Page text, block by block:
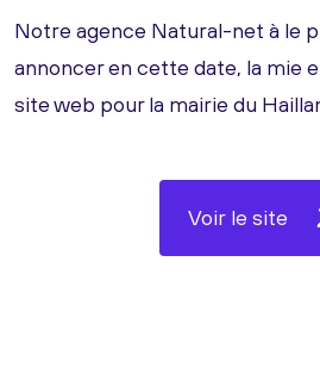
Notre agence Natural-net à le
annoncer en cette date, la mie
site web pour la mairie du
Voir le site